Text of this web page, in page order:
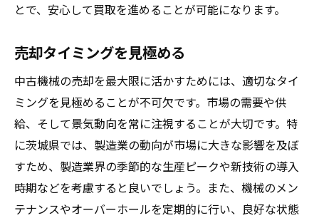
とで、安心して買取を進めることが可能になります。
売却タイミングを見極める
中古機械の売却を最大限に活かすためには、適切なタイ
ミングを見極めることが不可欠です。市場の需要や供
給、そして景気動向を常に注視することが大切です。特
に茨城県では、製造業の動向が市場に大きな影響を及ぼ
すため、製造業界の季節的な生産ピークや新技術の導入
時期などを考慮すると良いでしょう。また、機械のメン
テナンスやオーバーホールを定期的に行い、良好な状態